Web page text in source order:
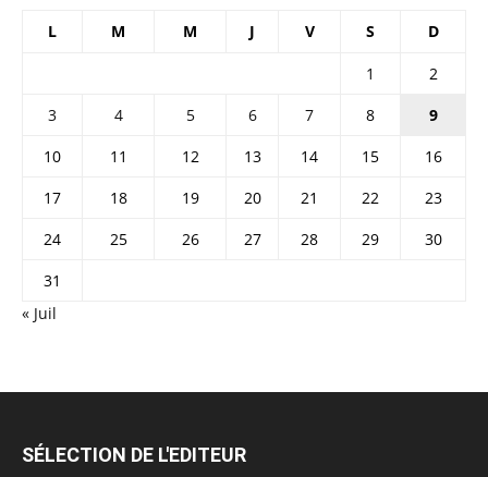
L M M J V S D
1
2
3
4 5 6 7 8
9
10
11 12 13 14 15
16
17
18 19 20 21 22
23
24
25 26 27 28 29
30
31
« Juil
SÉLECTION DE L'EDITEUR